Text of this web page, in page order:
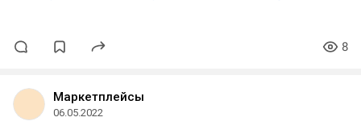
8
Маркетплейсы
06.05.2022